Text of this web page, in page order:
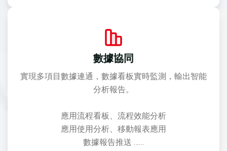
數據協同
實現多項目數據連通，數據看板實時監測，輸出智能
分析報告。
應用流程看板、流程效能分析
應用使用分析、移動報表應用
數據報告推送 ……